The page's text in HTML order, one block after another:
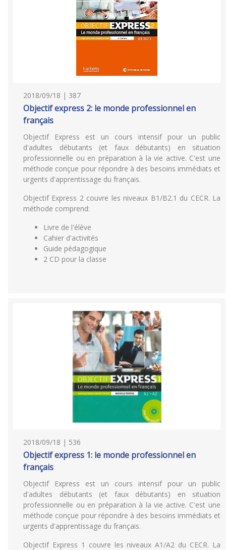
2018/09/18 | 387
Objectif express 2: le monde professionnel en
français
Objectif Express est un cours intensif pour un public
d'adultes débutants (et faux débutants) en situation
professionnelle ou en préparation à la vie active. C'est une
méthode conçue pour répondre à des besoins immédiats et
urgents d'apprentissage du français.
Objectif Express 2 couvre les niveaux B1/B2.1 du CECR. La
méthode comprend:
Livre de l'élève
Cahier d'activités
Guide pédagogique
2 CD pour la classe
2018/09/18 | 536
Objectif express 1: le monde professionnel en
français
Objectif Express est un cours intensif pour un public
d'adultes débutants (et faux débutants) en situation
professionnelle ou en préparation à la vie active. C'est une
méthode conçue pour répondre à des besoins immédiats et
urgents d'apprentissage du français.
Objectif Express 1 couvre les niveaux A1/A2 du CECR. La